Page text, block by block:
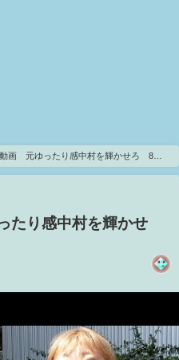
画 元ゆったり感中村を輝かせろ 8月
り感中村を輝かせ